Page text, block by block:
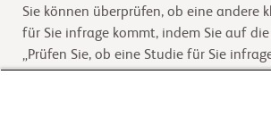
Sie können überprüfen, ob eine andere
für Sie infrage kommt, indem Sie auf
„Prüfen Sie, ob eine Studie für Sie